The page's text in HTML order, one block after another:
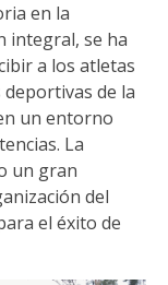
en la
integral, se ha
a los atletas
deportivas de la
un entorno
La
un gran
del
el éxito de